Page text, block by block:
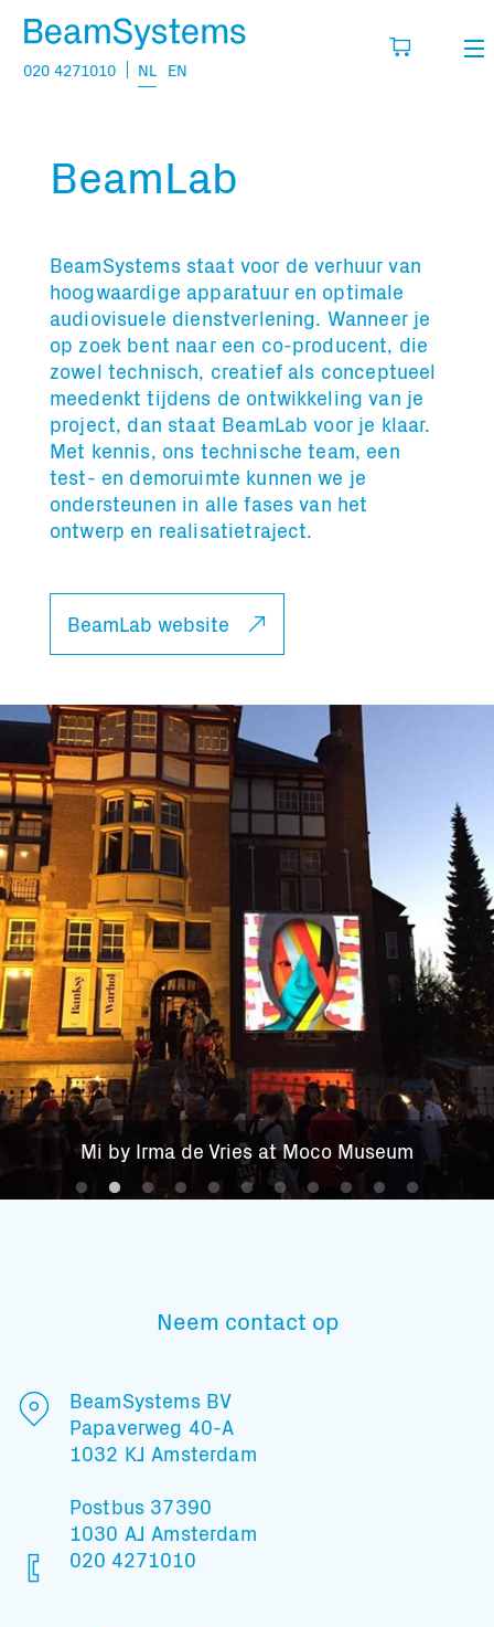
020 4271010 NL EN
Verkoop
Vragen
Over
Vacatures
Mijn wensenlijst
Vul hier de producten in die je denkt nodig
te hebben.
Jouw winkelmandje is leeg
Transport informatie:
Totaal volume:
0.0m3
Totaal gewicht:
0.0kg
BeamLab
BeamSystems staat voor de verhuur van
hoogwaardige apparatuur en optimale
audiovisuele dienstverlening. Wanneer je
op zoek bent naar een co-producent, die
zowel technisch, creatief als conceptueel
meedenkt tijdens de ontwikkeling van je
project, dan staat BeamLab voor je klaar.
Met kennis, ons technische team, een
test- en demoruimte kunnen we je
ondersteunen in alle fases van het
ontwerp en realisatietraject.
BeamLab website
Mi by Irma de Vries at Moco Museum
Neem contact op
BeamSystems BV
Papaverweg 40-A
1032 KJ Amsterdam
Postbus 37390
1030 AJ Amsterdam
020 4271010